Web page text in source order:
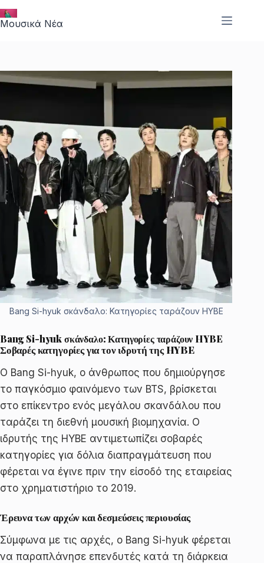
στο
περιεχόμενο
Μουσικά Νέα
Bang Si-hyuk σκάνδαλο: Κατηγορίες ταράζουν HYBE
Bang Si-hyuk σκάνδαλο: Κατηγορίες ταράζουν HYBE
Σοβαρές κατηγορίες για τον ιδρυτή της HYBE
Ο Bang Si-hyuk, ο άνθρωπος που δημιούργησε
το παγκόσμιο φαινόμενο των BTS, βρίσκεται
στο επίκεντρο ενός μεγάλου σκανδάλου που
ταράζει τη διεθνή μουσική βιομηχανία. Ο
ιδρυτής της HYBE αντιμετωπίζει σοβαρές
κατηγορίες για δόλια διαπραγμάτευση που
φέρεται να έγινε πριν την είσοδό της εταιρείας
στο χρηματιστήριο το 2019.
Έρευνα των αρχών και δεσμεύσεις περιουσίας
Σύμφωνα με τις αρχές, ο Bang Si-hyuk φέρεται
να παραπλάνησε επενδυτές κατά τη διάρκεια